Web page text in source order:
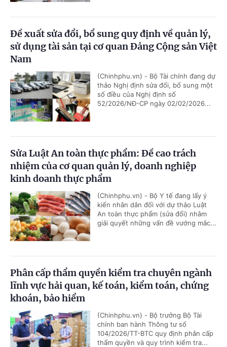
Đề xuất sửa đổi, bổ sung quy định về quản lý,
sử dụng tài sản tại cơ quan Đảng Cộng sản Việt
Nam
(Chinhphu.vn) - Bộ Tài chính đang dự
thảo Nghị định sửa đổi, bổ sung một
số điều của Nghị định số
52/2026/NĐ-CP ngày 02/02/2026...
Sửa Luật An toàn thực phẩm: Đề cao trách
nhiệm của cơ quan quản lý, doanh nghiệp
kinh doanh thực phẩm
(Chinhphu.vn) - Bộ Y tế đang lấy ý
kiến nhân dân đối với dự thảo Luật
An toàn thực phẩm (sửa đổi) nhằm
giải quyết những vấn đề vướng mắc...
Phân cấp thẩm quyền kiểm tra chuyên ngành
lĩnh vực hải quan, kế toán, kiểm toán, chứng
khoán, bảo hiểm
(Chinhphu.vn) - Bộ trưởng Bộ Tài
chính ban hành Thông tư số
104/2026/TT-BTC quy định phân cấp
thẩm quyền và quy trình kiểm tra...